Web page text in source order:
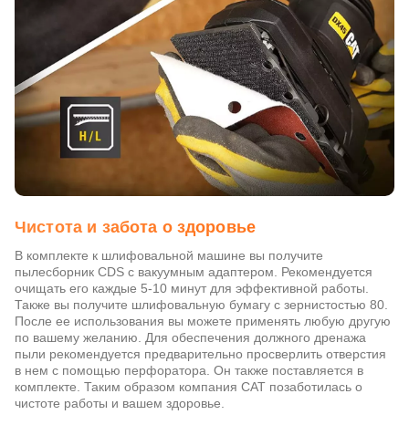
Чистота и забота о здоровье
В комплекте к шлифовальной машине вы получите
пылесборник CDS с вакуумным адаптером. Рекомендуется
очищать его каждые 5-10 минут для эффективной работы.
Также вы получите шлифовальную бумагу с зернистостью 80.
После ее использования вы можете применять любую другую
по вашему желанию. Для обеспечения должного дренажа
пыли рекомендуется предварительно просверлить отверстия
в нем с помощью перфоратора. Он также поставляется в
комплекте. Таким образом компания CAT позаботилась о
чистоте работы и вашем здоровье.